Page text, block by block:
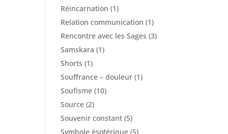
Réincarnation (1)
Relation communication (1)
Rencontre avec les Sages (3)
Samskara (1)
Shorts (1)
Souffrance – douleur (1)
Soufisme (10)
Source (2)
Souvenir constant (5)
Symbole ésotérique (5)